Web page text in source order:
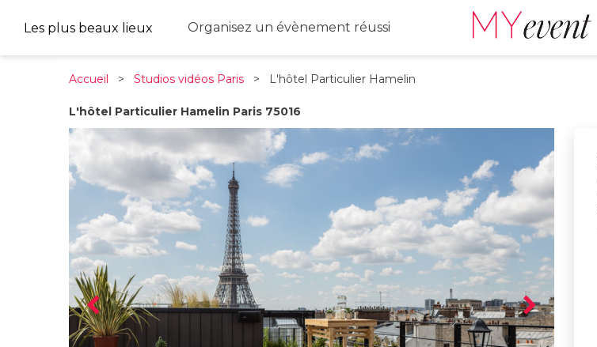
Les plus beaux lieux Organisez un évènement réussi
Accueil > Studios vidéos Paris > L'hôtel Particulier Hamelin
L'hôtel Particulier Hamelin Paris 75016